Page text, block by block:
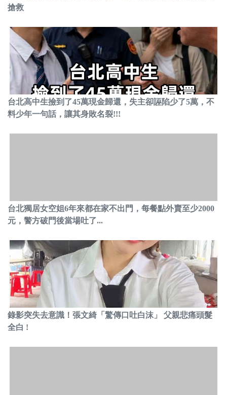
搶救
台北高中生撿到了45萬現金歸還，失主卻誣陷少了5萬，不
料少年一句話，讓其身敗名裂!!!
台北獨居女空姐6年來都在家不出門，每餐點外賣至少2000
元，警方破門後當場吐了...
錄影突失去意識！張文綺「驚傳口吐白沫」 父親悲痛頭髮
全白 !